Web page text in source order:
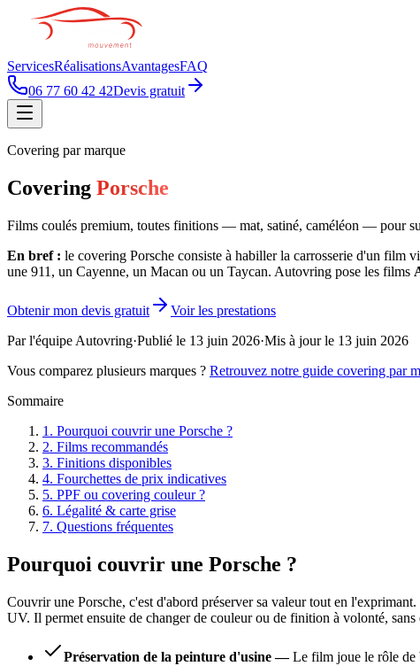
ServicesRéalisationsAvantagesFAQ
06 77 60 42 42Devis gratuit
Covering par marque
Covering Porsche
Films coulés premium, toutes finitions — mat, satiné, caméléon — pour
En bref : le covering Porsche consiste à habiller la carrosserie d'un film
une 911, un Cayenne, un Macan ou un Taycan. Autovring pose les films
Obtenir mon devis gratuit
Voir les prestations
Par l'équipe Autovring·Publié le 13 juin 2026·Mis à jour le 13 juin 2026
Vous comparez plusieurs marques ? Retrouvez notre guide covering par
Sommaire
1 . Pourquoi couvrir une Porsche ?
2. Films recommandés
3. Finitions disponibles
4. Fourchettes de prix indicatives
5. PPF ou covering couleur ?
6. Légalité & carte grise
7. Questions fréquentes
Pourquoi couvrir une Porsche ?
Couvrir une Porsche, c'est d'abord préserver sa valeur tout en
UV. Il permet ensuite de changer de couleur ou de finition à volonté,
Préservation de la peinture d'usine— Le film joue le rôle de